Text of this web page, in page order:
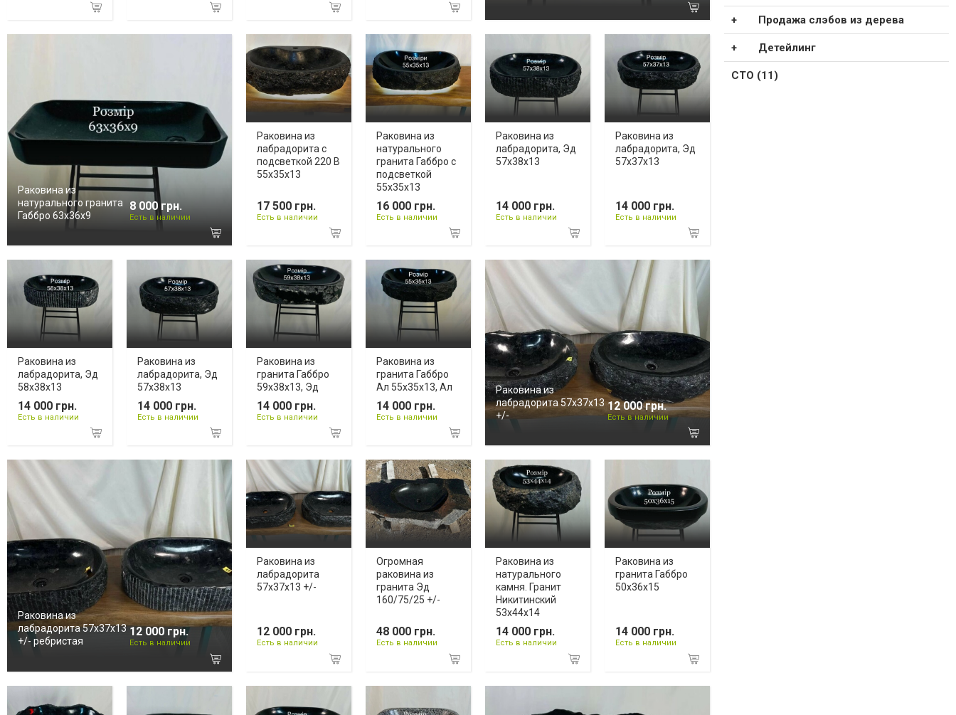
Раковина из
натурального гранита
Габбро 63х36х9
8 000 грн.
Есть в наличии
Раковина из
лабрадорита с
подсветкой 220 В
55х35х13
17 500 грн.
Есть в наличии
Раковина из
натурального
гранита Габбро с
подсветкой
55х35х13
16 000 грн.
Есть в наличии
Раковина из
лабрадорита, Эд
57х38х13
14 000 грн.
Есть в наличии
Раковина из
лабрадорита, Эд
57х37х13
14 000 грн.
Есть в наличии
Раковина из
лабрадорита, Эд
58х38х13
14 000 грн.
Есть в наличии
Раковина из
лабрадорита, Эд
57х38х13
14 000 грн.
Есть в наличии
Раковина из
гранита Габбро
59х38х13, Эд
14 000 грн.
Есть в наличии
Раковина из
гранита Габбро
Ал 55х35х13, Ал
14 000 грн.
Есть в наличии
Раковина из
лабрадорита 57х37х13
+/-
12 000 грн.
Есть в наличии
Раковина из
лабрадорита 57х37х13
+/- ребристая
12 000 грн.
Есть в наличии
Раковина из
лабрадорита
57х37х13 +/-
12 000 грн.
Есть в наличии
Огромная
раковина из
гранита Эд
160/75/25 +/-
48 000 грн.
Есть в наличии
Раковина из
натурального
камня. Гранит
Никитинский
53х44х14
14 000 грн.
Есть в наличии
Раковина из
гранита Габбро
50х36х15
14 000 грн.
Есть в наличии
Продажа слэбов из дерева
Детейлинг
СТО (11)